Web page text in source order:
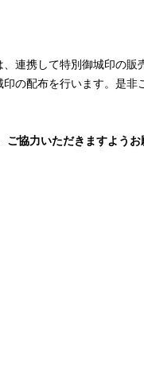
連携して特別御城印の販
の配布を行います。是非
ご協力いただきますようお